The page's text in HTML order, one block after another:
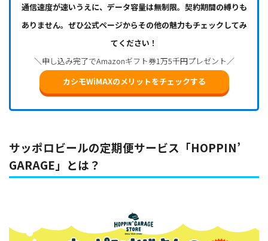
通信速度が速いうえに、データ容量は無制限。契約期間の縛りも
ありません。ぜひ公式ページからその他の魅力もチェックしてみ
てください！
＼申し込み完了でAmazonギフト券1万5千円プレゼント／
カシモWiMAXのメリットをチェックする
サッポロビールの定期便サービス「HOPPIN’
GARAGE」とは？